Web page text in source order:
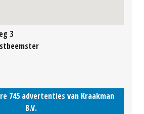
3
745 advertenties van Kraakman
B.V.